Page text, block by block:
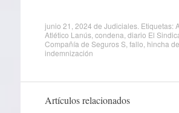
junio 21, 2024 de Judiciales. Etiquetas:
Atlético Lanús, condena diario El
Compañía de Seguros S, fallo hincha
indemnización
Artículos relacionados